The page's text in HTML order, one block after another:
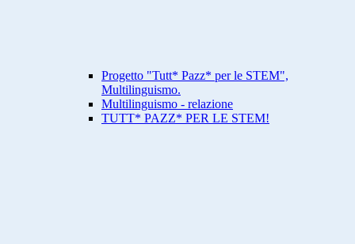
Progetto "Tutt* Pazz* per le STEM",
Multilinguismo.
Multilinguismo - relazione
TUTT* PAZZ* PER LE STEM!